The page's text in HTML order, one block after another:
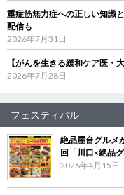
重症筋無力症への正しい知識
配信も
2026年7月31日
【がんを生きる緩和ケア医・
2026年7月28日
フェスティバル
絶品屋台グルメ
回「川口×絶品
2026年4月15日